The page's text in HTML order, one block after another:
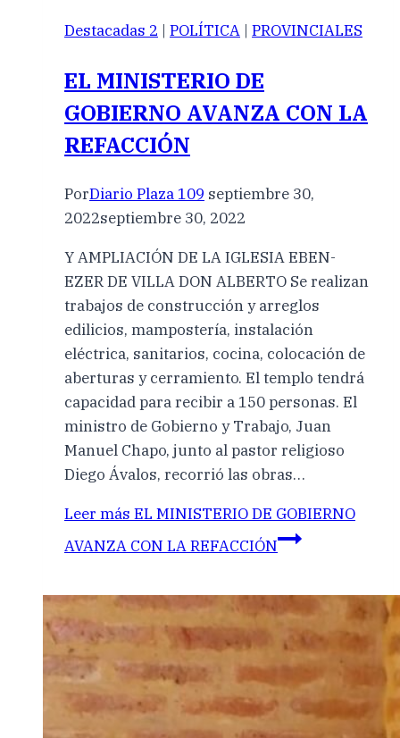
Destacadas 2 | POLÍTICA | PROVINCIALES
EL MINISTERIO DE
GOBIERNO AVANZA CON LA
REFACCIÓN
PorDiario Plaza 109 septiembre 30,
2022septiembre 30, 2022
Y AMPLIACIÓN DE LA IGLESIA EBEN-
EZER DE VILLA DON ALBERTO Se realizan
trabajos de construcción y arreglos
edilicios, mampostería, instalación
eléctrica, sanitarios, cocina, colocación de
aberturas y cerramiento. El templo tendrá
capacidad para recibir a 150 personas. El
ministro de Gobierno y Trabajo, Juan
Manuel Chapo, junto al pastor religioso
Diego Ávalos, recorrió las obras…
Leer más EL MINISTERIO DE GOBIERNO
AVANZA CON LA REFACCIÓN